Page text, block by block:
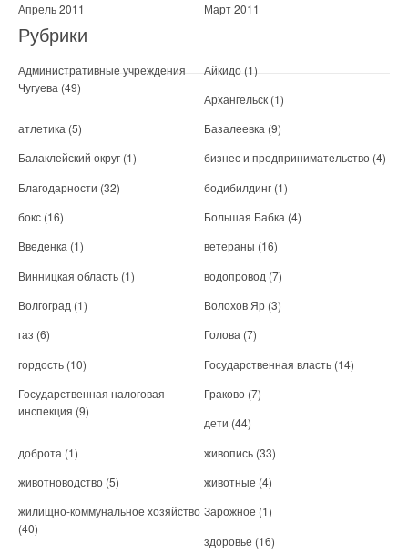
Апрель 2011
Март 2011
Рубрики
Административные учреждения
Чугуева (49)
Айкидо (1)
Архангельск (1)
атлетика (5) Базалеевка (9)
Балаклейский округ (1) бизнес и предпринимательство (4)
Благодарности (32) бодибилдинг (1)
бокс (16) Большая Бабка (4)
Введенка (1) ветераны (16)
Винницкая область (1) водопровод (7)
Волгоград (1) Волохов Яр (3)
газ (6) Голова (7)
гордость (10) Государственная власть (14)
Государственная налоговая
инспекция (9)
Граково (7)
дети (44)
доброта (1) живопись (33)
животноводство (5) животные (4)
жилищно-коммунальное хозяйство
(40)
Зарожное (1)
здоровье (16)